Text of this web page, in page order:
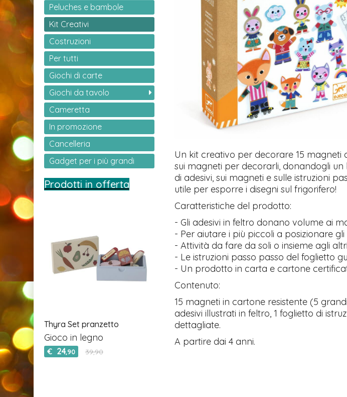
Un kit creativo per decorare 15 magneti
sui magneti per decorarli, donandogli
di adesivi, sui magneti e sulle istruzioni
utile per esporre i disegni sul frigorifero!
Caratteristiche del prodotto:
- Gli adesivi in feltro donano volume ai
- Per aiutare i più piccoli a posizionare
- Attività da fare da soli o insieme agli
- Le istruzioni passo passo del foglietto
- Un prodotto in carta e cartone
Contenuto:
15 magneti in cartone resistente (5
adesivi illustrati in feltro, 1 foglietto di
dettagliate.
A partire dai 4 anni.
Peluches e bambole
Kit Creativi
Costruzioni
Per tutti
Giochi di carte
Giochi da tavolo
Cameretta
In promozione
Cancelleria
Gadget per i più grandi
Prodotti in offerta
Thyra Set pranzetto
Gioco in legno
€ 24,90 39,90